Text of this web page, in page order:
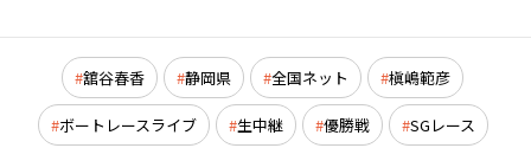
舘谷春香 静岡県 全国ネット 槇嶋範彦
ボートレースライブ 生中継 優勝戦 SGレース